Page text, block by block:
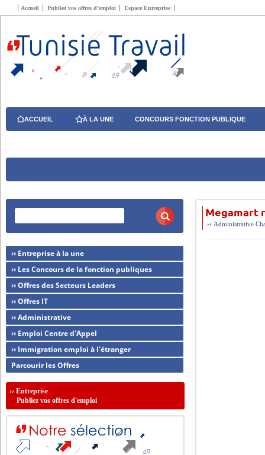
Accueil Publiez vos offres d’emploi Espace Entreprise
ACCUEIL À LA UNE CONCOURS FONCTION PUBLIQUE
Megamart
›› Administrative
›› Entreprise à la une
›› Les Concours de la fonction publiques
›› Offres des Secteurs Leaders
›› Offres IT
›› Administrative
›› Emploi Centre d'Appel
›› Immigration emploi à l'étranger
Parcourir les Offres
››Entreprise
Publiez vos offres d'emploi